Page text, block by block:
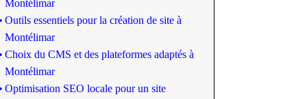
Montélimar
Outils essentiels pour la création de site à
Montélimar
Choix du CMS et des plateformes adaptés à
Montélimar
Optimisation SEO locale pour un site